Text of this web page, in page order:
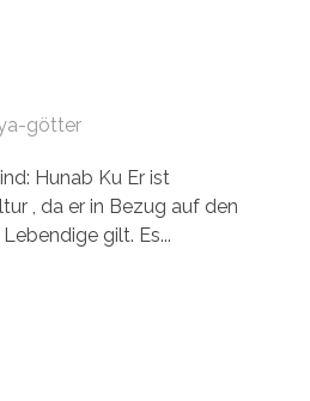
götter
Hunab Ku Er ist
, da er in Bezug auf den
gilt. Es...